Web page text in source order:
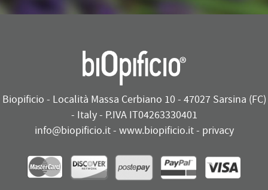
Biopificio - Località Massa Cerbiano 10 - 47027 Sarsina (FC)
- Italy - P.IVA IT04263330401
info@biopificio.it- www.biopificio.it- privacy